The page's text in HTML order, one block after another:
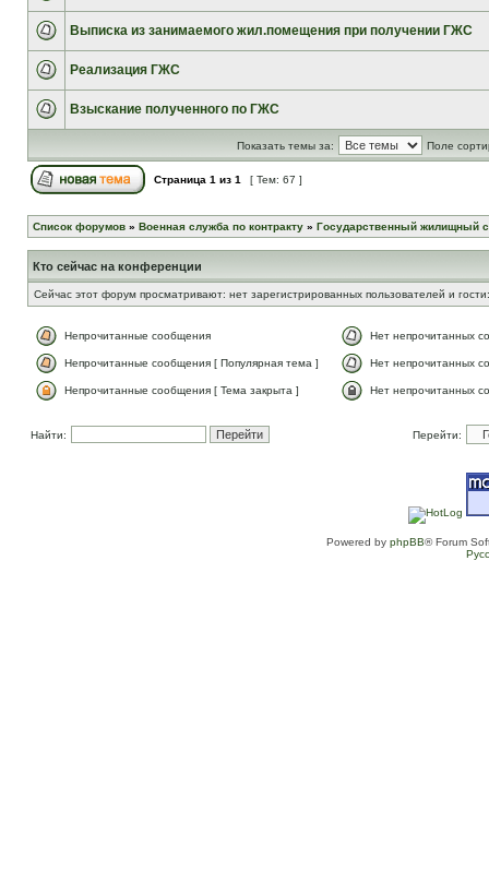
Выписка из занимаемого жил.помещения при получении ГЖС
Реализация ГЖС
Взыскание полученного по ГЖС
Показать темы за: Поле
Страница 1 из 1 [ Тем: 67 ]
Список форумов » Военная служба по контракту » Государственный жилищный
Кто сейчас на конференции
Сейчас этот форум просматривают: нет зарегистрированных пользователей и
Непрочитанные сообщения Нет непрочитанных
Непрочитанные сообщения [ Популярная тема ] Нет непрочитанных
Непрочитанные сообщения [ Тема закрыта ] Нет непрочитанных
Найти: Перейти:
Powered by phpBB® Forum